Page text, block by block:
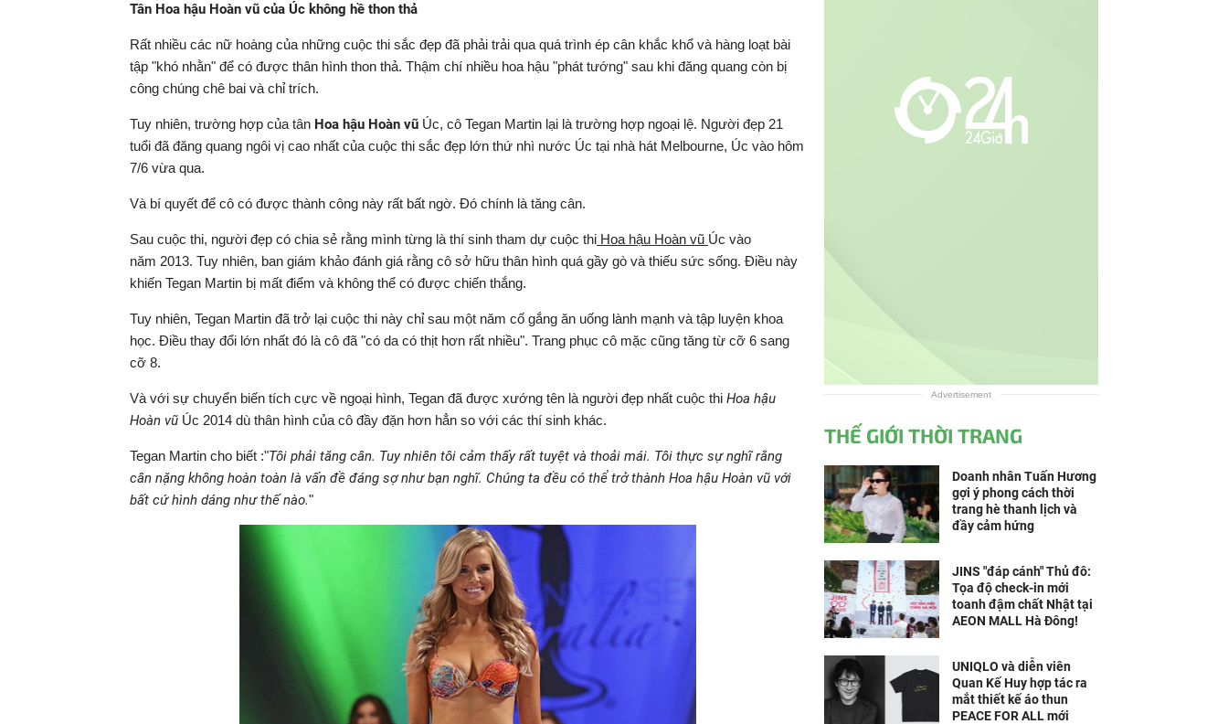
Tân Hoa hậu Hoàn vũ của Úc không hề thon thả
Rất nhiều các nữ hoàng của những cuộc thi sắc đẹp đã phải trải qua quá trình ép cân khắc khổ và hàng loạt bài
tập "khó nhằn" để có được thân hình thon thả. Thậm chí nhiều hoa hậu "phát tướng" sau khi đăng quang còn bị
công chúng chê bai và chỉ trích.
Tuy nhiên, trường hợp của tân Hoa hậu Hoàn vũ Úc, cô Tegan Martin lại là trường hợp ngoại lệ. Người đẹp 21
tuổi đã đăng quang ngôi vị cao nhất của cuộc thi sắc đẹp lớn thứ nhì nước Úc tại nhà hát Melbourne, Úc vào hôm
7/6 vừa qua.
Và bí quyết để cô có được thành công này rất bất ngờ. Đó chính là tăng cân.
Sau cuộc thi, người đẹp có chia sẻ rằng mình từng là thí sinh tham dự cuộc thi Hoa hậu Hoàn vũ Úc vào
năm 2013. Tuy nhiên, ban giám khảo đánh giá rằng cô sở hữu thân hình quá gầy gò và thiếu sức sống. Điều này
khiến Tegan Martin bị mất điểm và không thể có được chiến thắng.
Tuy nhiên, Tegan Martin đã trở lại cuộc thi này chỉ sau một năm cố gắng ăn uống lành mạnh và tập luyện khoa
học. Điều thay đổi lớn nhất đó là cô đã "có da có thịt hơn rất nhiều". Trang phục cô mặc cũng tăng từ cỡ 6 sang
cỡ 8.
Và với sự chuyển biến tích cực về ngoại hình, Tegan đã được xướng tên là người đẹp nhất cuộc thi Hoa hậu
Hoàn vũ Úc 2014 dù thân hình của cô đầy đặn hơn hẳn so với các thí sinh khác.
Tegan Martin cho biết :"Tôi phải tăng cân. Tuy nhiên tôi cảm thấy rất tuyệt và thoải mái. Tôi thực sự nghĩ rằng
cân nặng không hoàn toàn là vấn đề đáng sợ như bạn nghĩ. Chúng ta đều có thể trở thành Hoa hậu Hoàn vũ với
bất cứ hình dáng như thế nào."
Advertisement
THẾ GIỚI THỜI TRANG
Doanh nhân Tuấn Hương
gợi ý phong cách thời
trang hè thanh lịch và
đầy cảm hứng
JINS "đáp cánh" Thủ đô:
Tọa độ check-in mới
toanh đậm chất Nhật tại
AEON MALL Hà Đông!
UNIQLO và diễn viên
Quan Kế Huy hợp tác ra
mắt thiết kế áo thun
PEACE FOR ALL mới